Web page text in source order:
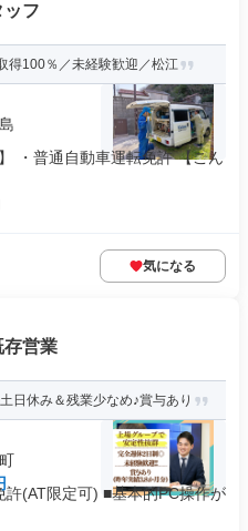
フ
得100％／未経験歓迎／松江
・普通自動車運転免許 【こん
気になる
存営業
日休み＆残業少なめ♪賞与あり
(AT限定可) ■基本的PC操作が